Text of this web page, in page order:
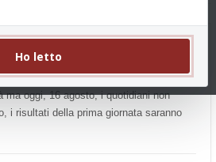
#1
ma oggi, 16 agosto, i quotidiani non
i risultati della prima giornata saranno
Ho letto